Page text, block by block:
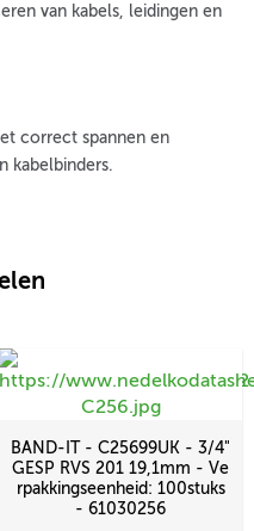
van kabels, leidingen en
correct spannen en
kabelbinders.
BAND-IT - C25699UK - 3/4"
GESP RVS 201 19,1mm - Ve
rpakkingseenheid: 100stuks
- 61030256